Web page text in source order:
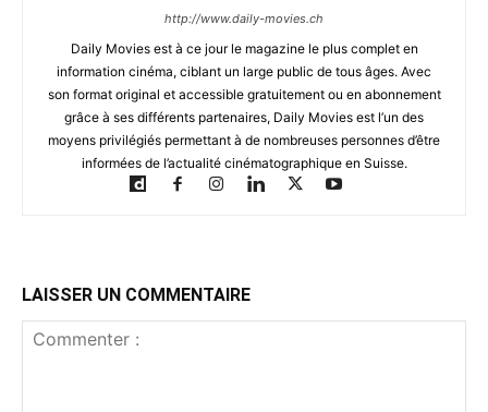
http://www.daily-movies.ch
Daily Movies est à ce jour le magazine le plus complet en
information cinéma, ciblant un large public de tous âges. Avec
son format original et accessible gratuitement ou en abonnement
grâce à ses différents partenaires, Daily Movies est l’un des
moyens privilégiés permettant à de nombreuses personnes d’être
informées de l’actualité cinématographique en Suisse.
LAISSER UN COMMENTAIRE